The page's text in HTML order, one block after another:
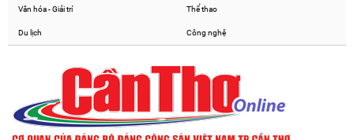
Văn hóa - Giải trí Thể thao
Du lịch Công nghệ